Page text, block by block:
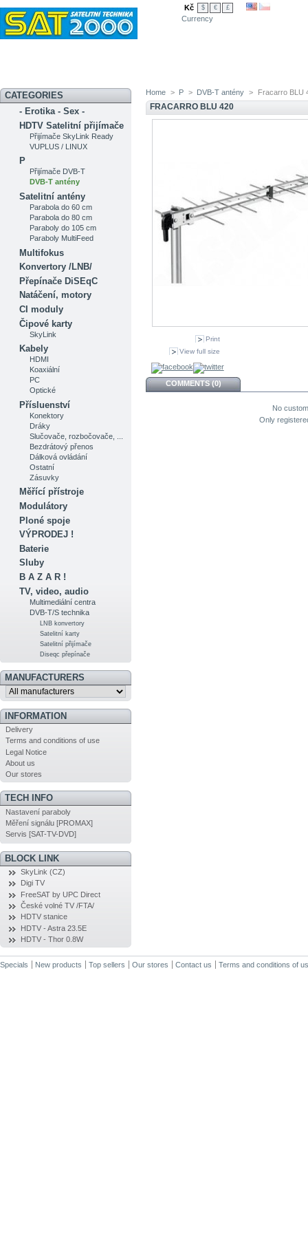
Kč $ € £
Currency
CATEGORIES
- Erotika - Sex -
HDTV Satelitní přijímače
Přijímače SkyLink Ready
VUPLUS / LINUX
P
Přijímače DVB-T
DVB-T antény
Satelitní antény
Parabola do 60 cm
Parabola do 80 cm
Paraboly do 105 cm
Paraboly MultiFeed
Multifokus
Konvertory /LNB/
Přepínače DiSEqC
Natáčení, motory
CI moduly
Čipové karty
SkyLink
Kabely
HDMI
Koaxiální
PC
Optické
Přísluenství
Konektory
Dráky
Slučovače, rozbočovače, ...
Bezdrátový přenos
Dálková ovládání
Ostatní
Zásuvky
Měřící přístroje
Modulátory
Ploné spoje
VÝPRODEJ !
Baterie
Sluby
B A Z A R !
TV, video, audio
Multimediální centra
DVB-T/S technika
LNB konvertory
Satelitní karty
Satelitní přijímače
Diseqc přepínače
MANUFACTURERS
INFORMATION
Delivery
Terms and conditions of use
Legal Notice
About us
Our stores
TECH INFO
Nastavení paraboly
Měření signálu [PROMAX]
Servis [SAT-TV-DVD]
BLOCK LINK
SkyLink (CZ)
Digi TV
FreeSAT by UPC Direct
České volné TV /FTA/
HDTV stanice
HDTV - Astra 23.5E
HDTV - Thor 0.8W
Home > P > DVB-T antény > Fracarro BLU
FRACARRO BLU 420
Print
View full size
COMMENTS (0)
No
Only
Specials New products Top sellers Our stores Contact us Terms and conditions of